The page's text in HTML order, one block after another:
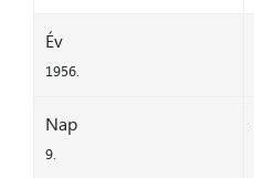
Év
1956.
Nap
9.